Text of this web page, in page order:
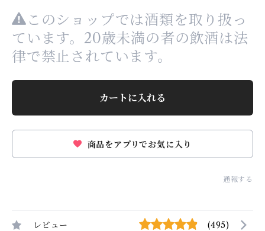
このショップでは酒類を取り扱っ
ています。20歳未満の者の飲酒は法
律で禁止されています。
カートに入れる
商品をアプリでお気に入り
通報する
レビュー (495)